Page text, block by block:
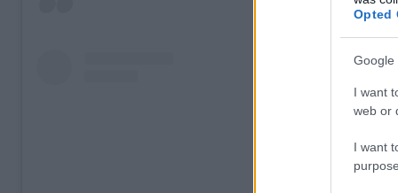
Opted
Google
I want
web or
I want